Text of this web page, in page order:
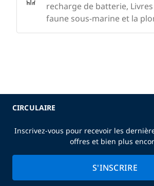
recharge de batterie,
faune sous-marine et la
CIRCULAIRE
Inscrivez-vous pour recevoir les
offres et bien plus
S'INSCRIRE